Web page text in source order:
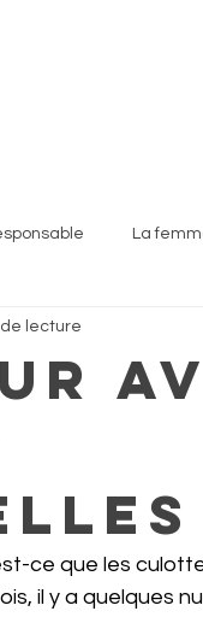
La
lecture
ce que les
il y a quelques